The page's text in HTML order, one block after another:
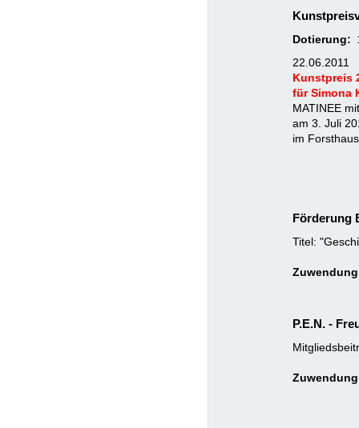
Dotierung:
22.06.2011
Kunstpreis
für Simona
MATINEE
am 3. Juli
im
Förderung
Titel:
P.E.N. -